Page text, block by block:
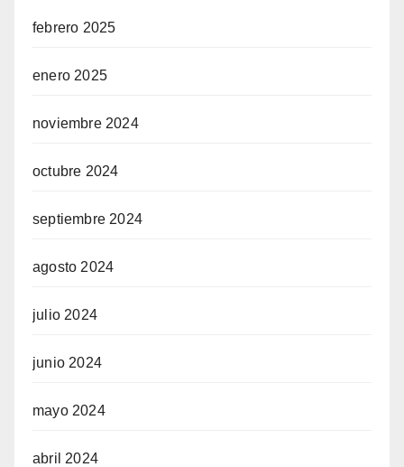
febrero 2025
enero 2025
noviembre 2024
octubre 2024
septiembre 2024
agosto 2024
julio 2024
junio 2024
mayo 2024
abril 2024